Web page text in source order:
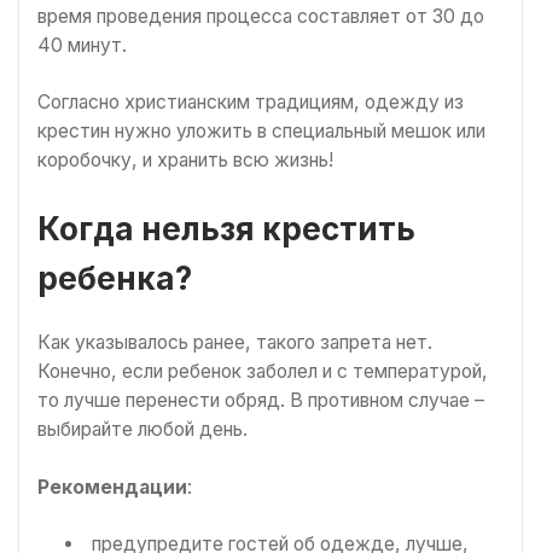
время проведения процесса составляет от 30 до
40 минут.
Согласно христианским традициям, одежду из
крестин нужно уложить в специальный мешок или
коробочку, и хранить всю жизнь!
Когда нельзя крестить
ребенка?
Как указывалось ранее, такого запрета нет.
Конечно, если ребенок заболел и с температурой,
то лучше перенести обряд. В противном случае –
выбирайте любой день.
Рекомендации:
предупредите гостей об одежде, лучше,